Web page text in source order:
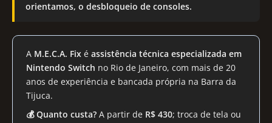
orientamos, o desbloqueio de consoles.
A M.E.C.A. Fix é assistência técnica especializada em
Nintendo Switch no Rio de Janeiro, com mais de 20
anos de experiência e bancada própria na Barra da
Tijuca.
💰 Quanto custa? A partir de R$ 430; troca de tela ou